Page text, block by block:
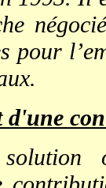
pour
d'une